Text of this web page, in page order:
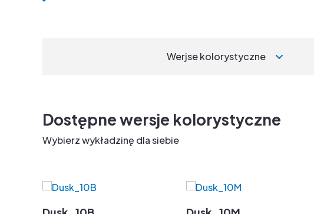
Werjse kolorystyczne
Dostępne wersje kolorystyczne
Wybierz wykładzinę dla siebie